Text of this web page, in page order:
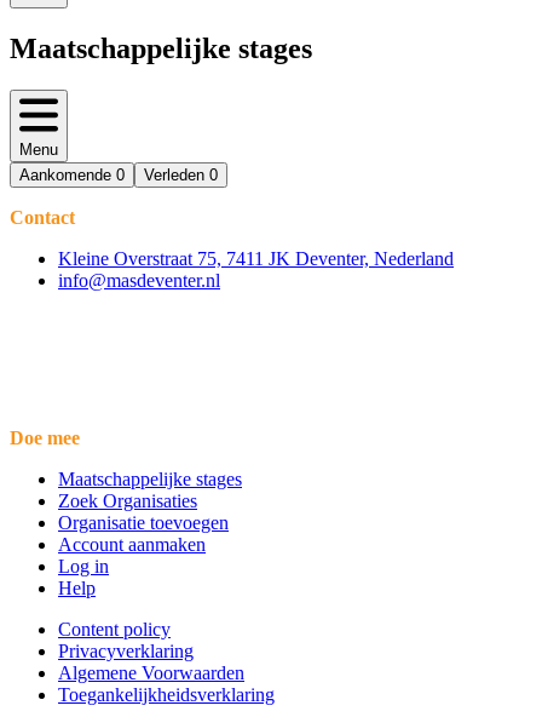
Maatschappelijke stages
Menu
Aankomende 0 Verleden 0
Contact
Kleine Overstraat 75, 7411 JK Deventer, Nederland
info@masdeventer.nl
Doe mee
Maatschappelijke stages
Zoek Organisaties
Organisatie toevoegen
Account aanmaken
Log in
Help
Content policy
Privacyverklaring
Algemene Voorwaarden
Toegankelijkheidsverklaring